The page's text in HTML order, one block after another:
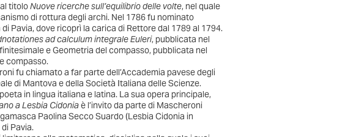
titoloNuove ricerche sull’equilibrio delle volte, nel quale
di rottura degli archi. Nel 1786 fu nominato
Pavia, dove ricoprì la carica di Rettore dal 1789 al 1794.
ad calculum integrale Euleri, pubblicata nel
e Geometria del compasso, pubblicata nel
compasso.
fu chiamato a far parte dell’Accademia pavese degli
di Mantova e della Società Italiana delle Scienze.
in lingua italiana e latina. La sua opera principale,
a Lesbia Cidoniaè l’invito da parte di Mascheroni
Paolina Secco Suardo (Lesbia Cidonia in
Pavia.